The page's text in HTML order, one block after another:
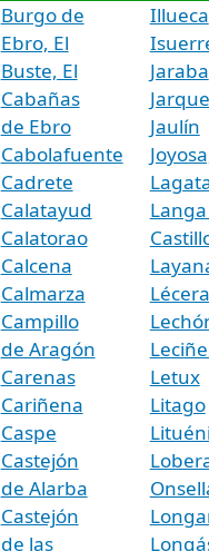
Burgo de
Ebro, El
Buste, El
Cabañas
de Ebro
Cabolafuente
Cadrete
Calatayud
Calatorao
Calcena
Calmarza
Campillo
de Aragón
Carenas
Cariñena
Caspe
Castejón
de Alarba
Castejón
de las
Illueca
Jaraba
Jarque
Jaulín
Lécera
Letux
Litago